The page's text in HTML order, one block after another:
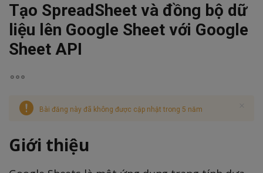
Tạo SpreadSheet và đồng bộ dữ
liệu lên Google Sheet với Google
Sheet API
Bài đăng này đã không được cập nhật trong 5 năm
Giới thiệu